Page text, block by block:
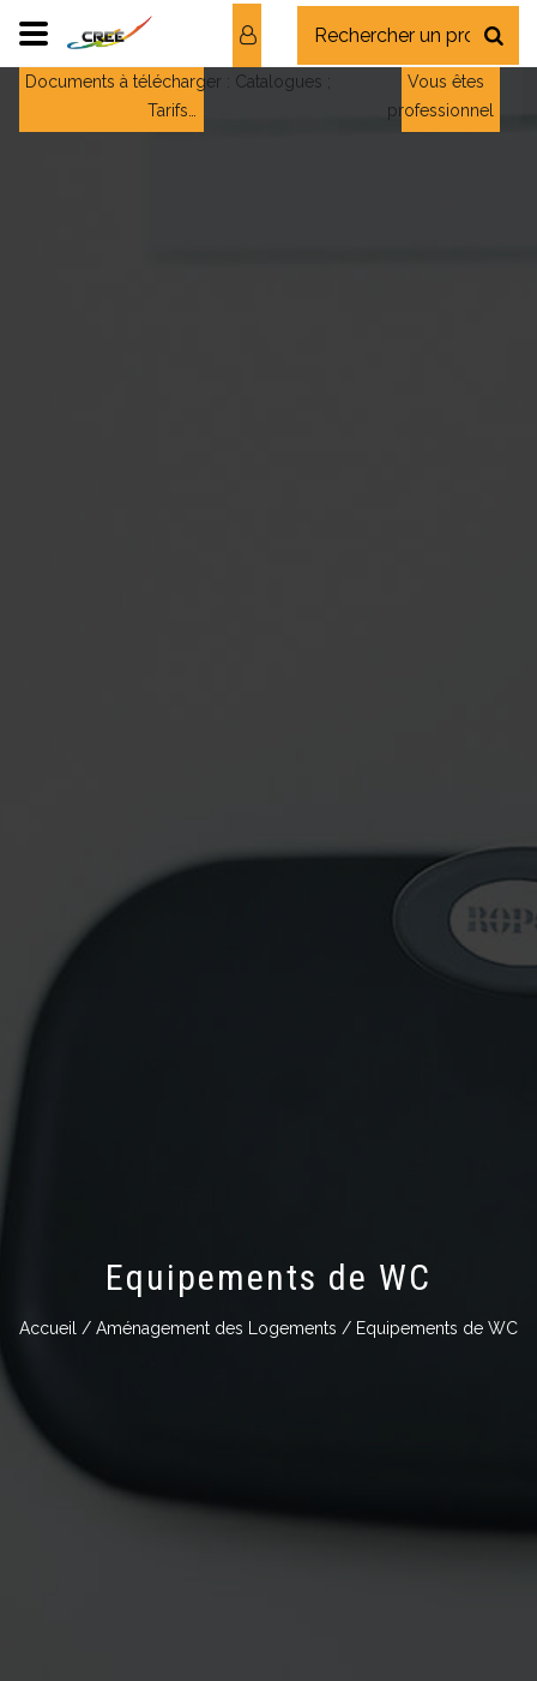
Documents à télécharger : Catalogues ;
Tarifs…
Vous êtes
professionnel
Equipements de WC
Accueil / Aménagement des Logements / Equipements de WC